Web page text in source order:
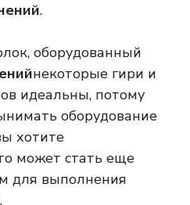
.
оборудованный
некоторые гири и
идеальны, потому
оборудование
хотите
может стать еще
для выполнения